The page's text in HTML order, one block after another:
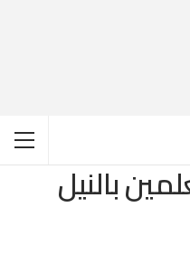
بالنيل